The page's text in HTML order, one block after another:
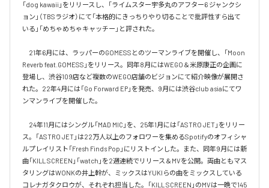
「dog kawaii」をリリースし、「ライムスター宇多丸のアフター6 ジャンクシ
ョン」（TBSラジオ）にて「本格的にきっちりやり切ることで批評性すら出て
いる」「めちゃめちゃキャッチー」と評された。
21年6月には、ラッパーのGOMESSとのツーマンライブを開催し、「Moon
Reverb feat.GOMESS」をリリース。同年8月にはWEGO＆米原康正の企画に
登場し、渋谷109店など複数のWEGO店舗のビジョンにて紹介映像が展開さ
れた。22年4月には「Go Forward EP」を発売、9月には渋谷club asiaにてワ
ンマンライブを開催した。
24年11月にはシングル「MAD MIC」を、25年1月には「ASTRO JET」をリリー
ス。「ASTRO JET」は22万人以上のフォロワーを集めるSpotifyのオフィシャ
ルプレイリスト「Fresh Finds Pop」にリストインした。また、同年9月には新
曲「KILL SCREEN」「watch」を2週連続でリリース＆MVを公開。両曲ともマス
タリングはWONKの井上幹が、ミックスはYUKIらの曲をミックスしている
コレナガタクロウが、それぞれ担当した。「KILL SCREEN」のMVは一晩で145